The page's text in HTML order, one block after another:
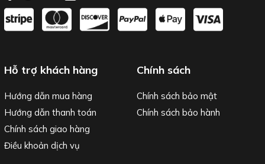
Hỗ trợ khách hàng
Hướng dẫn mua hàng
Hướng dẫn thanh toán
Chính sách giao hàng
Điều khoản dịch vụ
Chính sách
Chính sách bảo mật
Chính sách bảo hành